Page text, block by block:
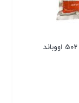
چسب قطره ای 502 اووباند